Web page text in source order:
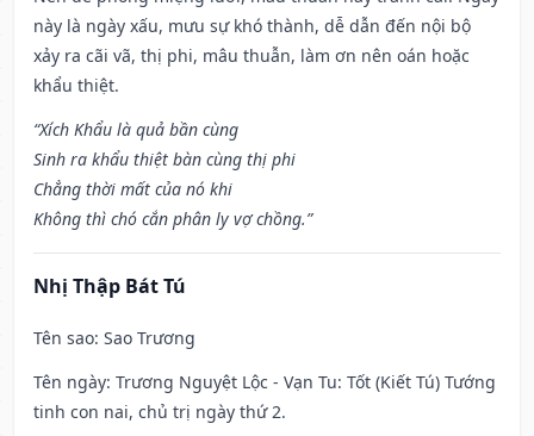
này là ngày xấu, mưu sự khó thành, dễ dẫn đến nội bộ
xảy ra cãi vã, thị phi, mâu thuẫn, làm ơn nên oán hoặc
khẩu thiệt.
“Xích Khẩu là quả bần cùng
Sinh ra khẩu thiệt bàn cùng thị phi
Chẳng thời mất của nó khi
Không thì chó cắn phân ly vợ chồng.”
Nhị Thập Bát Tú
Tên sao: Sao Trương
Tên ngày: Trương Nguyệt Lộc - Vạn Tu: Tốt (Kiết Tú) Tướng
tinh con nai, chủ trị ngày thứ 2.